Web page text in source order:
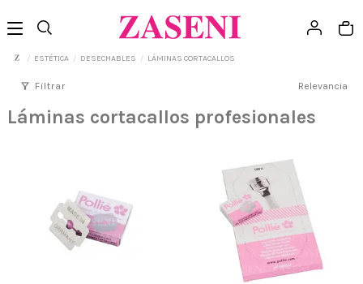
ESTÉTICA DESECHABLES LÁMINAS CORTACALLOS
filter_alt Filtrar Relevancia
Láminas cortacallos profesionales